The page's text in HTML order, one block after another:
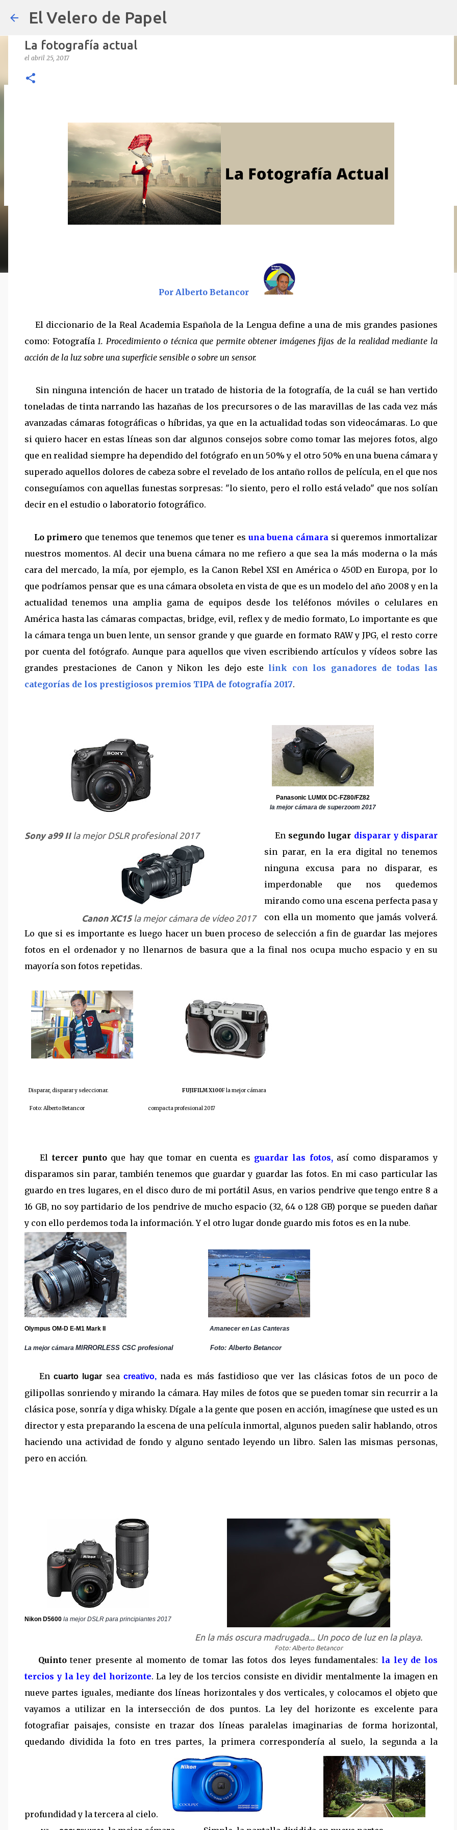
El Velero de Papel
septiembre 22, 2024 ARTÍCULOS ARTURO-MOLINA OPINIÓN POLÍTICAS PÚBLICAS Y POBREZA
La fotografía actual
el abril 25, 2017
Por Alberto Betancor
El diccionario de la Real Academia Española de la Lengua define a una de mis grandes pasiones
como: Fotografía1. Procedimiento o técnica que permite obtener imágenes fijas de la realidad mediante la
acción de la luz sobre una superficie sensible o sobre un sensor.
Sin ninguna intención de hacer un tratado de historia de la fotografía, de la cuál se han vertido
toneladas de tinta narrando las hazañas de los precursores o de las maravillas de las cada vez más
avanzadas cámaras fotográficas o híbridas, ya que en la actualidad todas son videocámaras. Lo que
si quiero hacer en estas líneas son dar algunos consejos sobre como tomar las mejores fotos, algo
que en realidad siempre ha dependido del fotógrafo en un 50% y el otro 50% en una buena cámara y
superado aquellos dolores de cabeza sobre el revelado de los antaño rollos de película, en el que nos
conseguíamos con aquellas funestas sorpresas: "lo siento, pero el rollo está velado" que nos solían
decir en el estudio o laboratorio fotográfico.
Lo primero que tenemos que tenemos que tener es una buena cámara si queremos inmortalizar
nuestros momentos. Al decir una buena cámara no me refiero a que sea la más moderna o la más
cara del mercado, la mía, por ejemplo, es la Canon Rebel XSI en América o 450D en Europa, por lo
que podríamos pensar que es una cámara obsoleta en vista de que es un modelo del año 2008 y en la
actualidad tenemos una amplia gama de equipos desde los teléfonos móviles o celulares en
América hasta las cámaras compactas, bridge, evil, reflex y de medio formato, Lo importante es que
la cámara tenga un buen lente, un sensor grande y que guarde en formato RAW y JPG, el resto corre
por cuenta del fotógrafo. Aunque para aquellos que viven escribiendo artículos y vídeos sobre las
grandes prestaciones de Canon y Nikon les dejo este link con los ganadores de todas las
categorías de los prestigiosos premios TIPA de fotografía 2017.
Sony a99 IIla mejor DSLR profesional 2017
Canon XC15la mejor cámara de vídeo 2017
Panasonic LUMIX DC-FZ80/FZ82
la mejor cámara de superzoom 2017
En segundo lugar disparar y disparar
sin parar, en la era digital no tenemos
ninguna excusa para no disparar, es
imperdonable que nos quedemos
mirando como una escena perfecta pasa y
con ella un momento que jamás volverá.
Lo que si es importante es luego hacer un buen proceso de selección a fin de guardar las mejores
fotos en el ordenador y no llenarnos de basura que a la final nos ocupa mucho espacio y en su
mayoría son fotos repetidas.
Disparar, disparar y seleccionar. FUJIFILM X100F la mejor cámara
Foto: Alberto Betancor compacta profesional 2017
El tercer punto que hay que tomar en cuenta es guardar las fotos, así como disparamos y
disparamos sin parar, también tenemos que guardar y guardar las fotos. En mi caso particular las
guardo en tres lugares, en el disco duro de mi portátil Asus, en varios pendrive que tengo entre 8 a
16 GB, no soy partidario de los pendrive de mucho espacio (32, 64 o 128 GB) porque se pueden dañar
y con ello perdemos toda la información. Y el otro lugar donde guardo mis fotos es en la nube.
Olympus OM-D E-M1 Mark II Amanecer en Las Canteras
La mejor cámara MIRRORLESS CSC profesional Foto: Alberto Betancor
Encuarto lugar sea creativo, nada es más fastidioso que ver las clásicas fotos de un poco de
gilipollas sonriendo y mirando la cámara. Hay miles de fotos que se pueden tomar sin recurrir a la
clásica pose, sonría y diga whisky. Dígale a la gente que posen en acción, imagínese que usted es un
director y esta preparando la escena de una película inmortal, algunos pueden salir hablando, otros
haciendo una actividad de fondo y alguno sentado leyendo un libro. Salen las mismas personas,
pero en acción.
Nikon D5600 la mejor DSLR para principiantes 2017
En la más oscura madrugada... Un poco de luz en la playa.
Foto: Alberto Betancor
Quintotener presente al momento de tomar las fotos dos leyes fundamentales: la ley de los
tercios y la ley del horizonte. La ley de los tercios consiste en dividir mentalmente la imagen en
nueve partes iguales, mediante dos líneas horizontales y dos verticales, y colocamos el objeto que
vayamos a utilizar en la intersección de dos puntos. La ley del horizonte es excelente para
fotografiar paisajes, consiste en trazar dos líneas paralelas imaginarias de forma horizontal,
quedando dividida lafoto en tres partes, la primera correspondería al suelo, la segunda a la
profundidad y la tercera al cielo.